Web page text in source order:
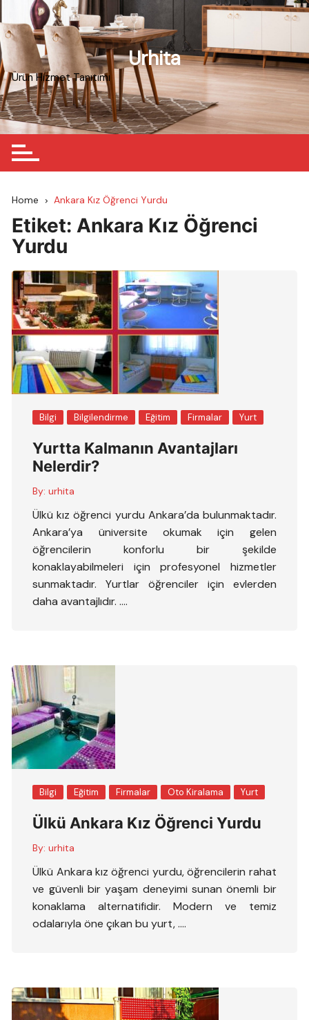
to
content
Urhita
Ürün Hizmet Tanıtımı
Home Ankara Kız Öğrenci Yurdu
Etiket:Ankara Kız Öğrenci
Yurdu
Bilgi Bilgilendirme Eğitim Firmalar Yurt
Yurtta Kalmanın Avantajları
Nelerdir?
By: urhita
Ülkü kız öğrenci yurdu Ankara’da bulunmaktadır.
Ankara’ya üniversite okumak için gelen
öğrencilerin konforlu bir şekilde
konaklayabilmeleri için profesyonel hizmetler
sunmaktadır. Yurtlar öğrenciler için evlerden
daha avantajlıdır. ….
Bilgi Eğitim Firmalar Oto Kiralama Yurt
Ülkü Ankara Kız Öğrenci Yurdu
By: urhita
Ülkü Ankara kız öğrenci yurdu, öğrencilerin rahat
ve güvenli bir yaşam deneyimi sunan önemli bir
konaklama alternatifidir. Modern ve temiz
odalarıyla öne çıkan bu yurt, ….